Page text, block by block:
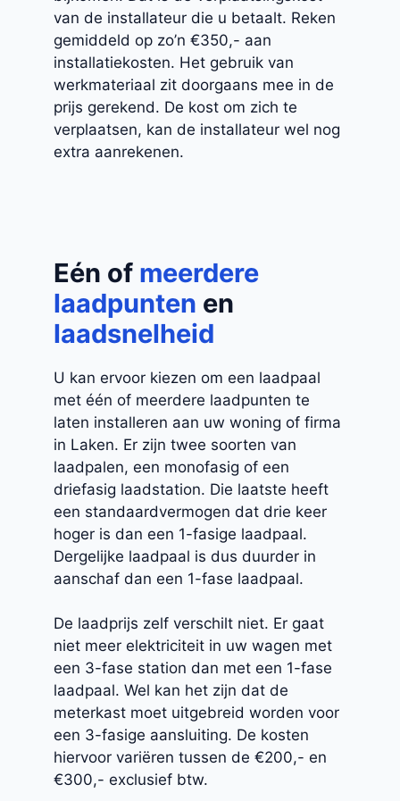
van de installateur die u betaalt. Reken
gemiddeld op zo’n €350,- aan
installatiekosten. Het gebruik van
werkmateriaal zit doorgaans mee in de
prijs gerekend. De kost om zich te
verplaatsen, kan de installateur wel nog
extra aanrekenen.
Eén of meerdere
laadpunten en
laadsnelheid
U kan ervoor kiezen om een laadpaal
met één of meerdere laadpunten te
laten installeren aan uw woning of firma
in Laken. Er zijn twee soorten van
laadpalen, een monofasig of een
driefasig laadstation. Die laatste heeft
een standaardvermogen dat drie keer
hoger is dan een 1-fasige laadpaal.
Dergelijke laadpaal is dus duurder in
aanschaf dan een 1-fase laadpaal.
De laadprijs zelf verschilt niet. Er gaat
niet meer elektriciteit in uw wagen met
een 3-fase station dan met een 1-fase
laadpaal. Wel kan het zijn dat de
meterkast moet uitgebreid worden voor
een 3-fasige aansluiting. De kosten
hiervoor variëren tussen de €200,- en
€300,- exclusief btw.